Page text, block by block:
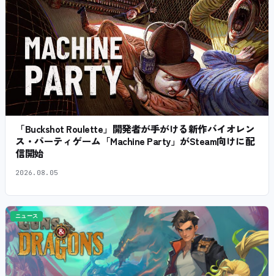
「Buckshot Roulette」開発者が手がける新作バイオレン
ス・パーティゲーム「Machine Party」がSteam向けに配
信開始
2026.08.05
ニュース